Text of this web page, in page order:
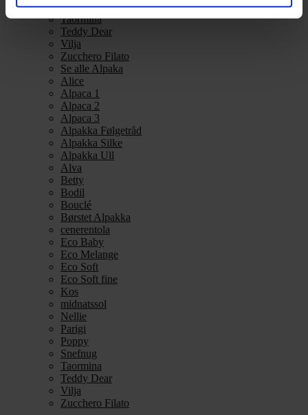
Snefnug
Taormina
Teddy Dear
Vilja
Zucchero Filato
Se alle Alpaka
Alice
Alpaca 1
Alpaca 2
Alpaca 3
Alpakka Følgetråd
Alpakka Silke
Alpakka Ull
Alva
Betty
Bodil
Bouclé
Børstet Alpakka
cenerentola
Eco Baby
Eco Melange
Eco Soft
Eco Soft fine
Kos
midnatssol
Nellie
Parigi
Poppy
Snefnug
Taormina
Teddy Dear
Vilja
Zucchero Filato